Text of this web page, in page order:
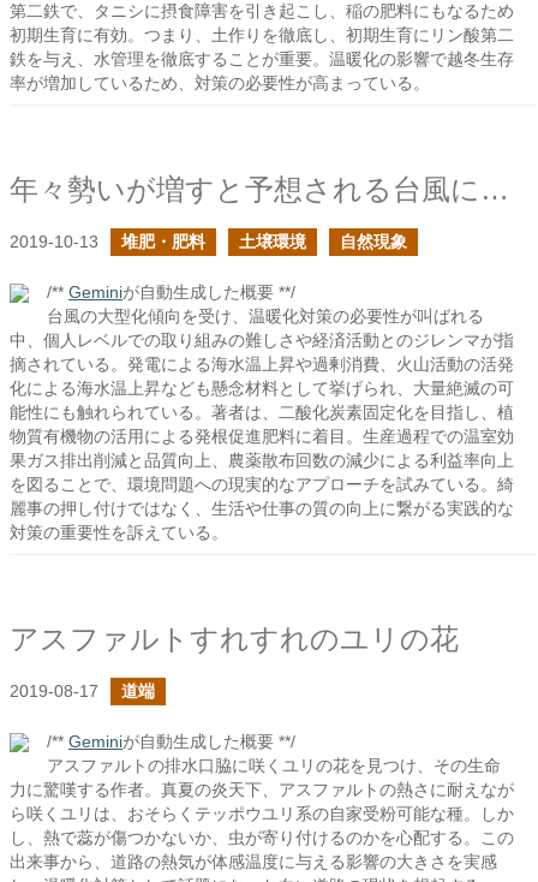
第二鉄で、タニシに摂食障害を引き起こし、稲の肥料にもなるため
初期生育に有効。つまり、土作りを徹底し、初期生育にリン酸第二
鉄を与え、水管理を徹底することが重要。温暖化の影響で越冬生存
率が増加しているため、対策の必要性が高まっている。
年々勢いが増すと予想される台風に対して出来ることはあるか？
2019-10-13 堆肥・肥料 土壌環境 自然現象
/** Geminiが自動生成した概要 **/
台風の大型化傾向を受け、温暖化対策の必要性が叫ばれる
中、個人レベルでの取り組みの難しさや経済活動とのジレンマが指
摘されている。発電による海水温上昇や過剰消費、火山活動の活発
化による海水温上昇なども懸念材料として挙げられ、大量絶滅の可
能性にも触れられている。著者は、二酸化炭素固定化を目指し、植
物質有機物の活用による発根促進肥料に着目。生産過程での温室効
果ガス排出削減と品質向上、農薬散布回数の減少による利益率向上
を図ることで、環境問題への現実的なアプローチを試みている。綺
麗事の押し付けではなく、生活や仕事の質の向上に繋がる実践的な
対策の重要性を訴えている。
アスファルトすれすれのユリの花
2019-08-17 道端
/** Geminiが自動生成した概要 **/
アスファルトの排水口脇に咲くユリの花を見つけ、その生命
力に驚嘆する作者。真夏の炎天下、アスファルトの熱さに耐えなが
ら咲くユリは、おそらくテッポウユリ系の自家受粉可能な種。しか
し、熱で蕊が傷つかないか、虫が寄り付けるのかを心配する。この
出来事から、道路の熱気が体感温度に与える影響の大きさを実感